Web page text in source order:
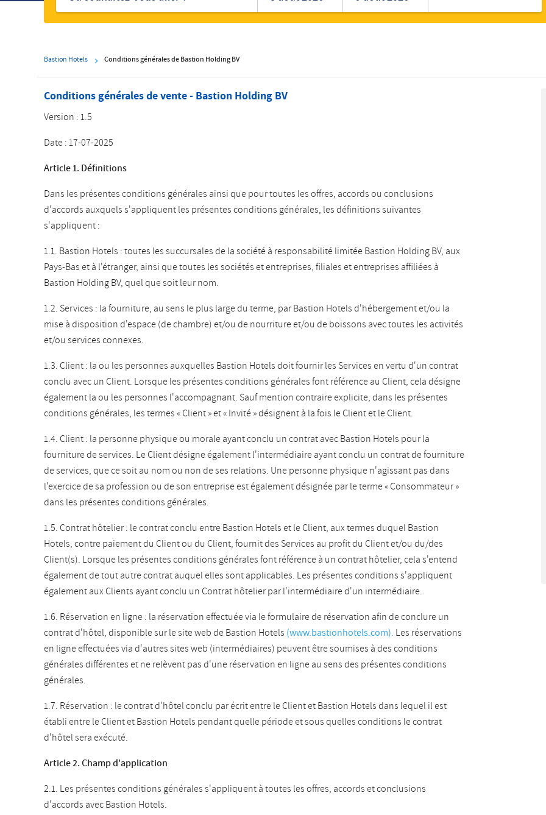
Romanian Turkish
Bastion Hotels Conditions générales de Bastion Holding BV
Conditions générales de vente - Bastion Holding BV
Version :1.5
Date :17-07-2025
Article 1. Définitions
Dans les présentes conditions générales ainsi que pour toutes les offres, accords ou conclusions
d'accords auxquels s'appliquent les présentes conditions générales, les définitions suivantes
s'appliquent :
1.1. Bastion Hotels : toutes les succursales de la société à responsabilité limitée Bastion Holding BV, aux
Pays-Bas et à l'étranger, ainsi que toutes les sociétés et entreprises, filiales et entreprises affiliées à
Bastion Holding BV, quel que soit leur nom.
1.2. Services : la fourniture, au sens le plus large du terme, par Bastion Hotels d'hébergement et/ou la
mise à disposition d'espace (de chambre) et/ou de nourriture et/ou de boissons avec toutes les activités
et/ou services connexes.
1.3. Client : la ou les personnes auxquelles Bastion Hotels doit fournir les Services en vertu d'un contrat
conclu avec un Client. Lorsque les présentes conditions générales font référence au Client, cela désigne
également la ou les personnes l'accompagnant. Sauf mention contraire explicite, dans les présentes
conditions générales, les termes « Client » et « Invité » désignent à la fois le Client et le Client.
1.4. Client : la personne physique ou morale ayant conclu un contrat avec Bastion Hotels pour la
fourniture de services. Le Client désigne également l'intermédiaire ayant conclu un contrat de fourniture
de services, que ce soit au nom ou non de ses relations. Une personne physique n'agissant pas dans
l'exercice de sa profession ou de son entreprise est également désignée par le terme « Consommateur »
dans les présentes conditions générales.
1.5. Contrat hôtelier : le contrat conclu entre Bastion Hotels et le Client, aux termes duquel Bastion
Hotels, contre paiement du Client ou du Client, fournit des Services au profit du Client et/ou du/des
Client(s). Lorsque les présentes conditions générales font référence à un contrat hôtelier, cela s'entend
également de tout autre contrat auquel elles sont applicables. Les présentes conditions s'appliquent
également aux Clients ayant conclu un Contrat hôtelier par l'intermédiaire d'un intermédiaire.
1.6. Réservation en ligne : la réservation effectuée via le formulaire de réservation afin de conclure un
contrat d'hôtel, disponible sur le site web de Bastion Hotels (www.bastionhotels.com). Les réservations
en ligne effectuées via d'autres sites web (intermédiaires) peuvent être soumises à des conditions
générales différentes et ne relèvent pas d'une réservation en ligne au sens des présentes conditions
générales.
1.7. Réservation : le contrat d'hôtel conclu par écrit entre le Client et Bastion Hotels dans lequel il est
établi entre le Client et Bastion Hotels pendant quelle période et sous quelles conditions le contrat
d'hôtel sera exécuté.
Article 2. Champ d'application
2.1. Les présentes conditions générales s'appliquent à toutes les offres, accords et conclusions
d'accords avec Bastion Hotels.